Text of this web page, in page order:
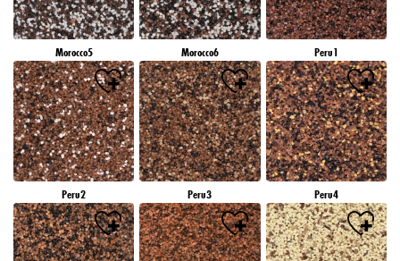
Morocco5 Morocco6 Peru1
Peru2 Peru3 Peru4